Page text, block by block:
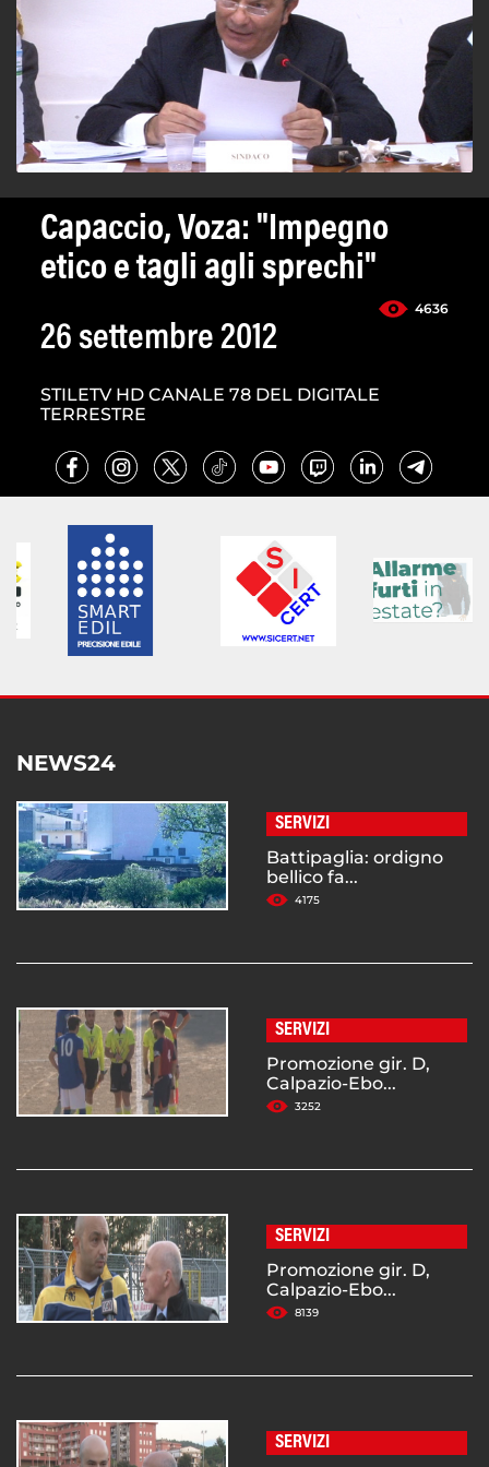
Capaccio, Voza: "Impegno
etico e tagli agli sprechi"
4636
26 settembre 2012
STILETV HD CANALE 78 DEL DIGITALE
TERRESTRE
NEWS24
SERVIZI
Battipaglia: ordigno
bellico fa...
4175
SERVIZI
Promozione gir. D,
Calpazio-Ebo...
3252
SERVIZI
Promozione gir. D,
Calpazio-Ebo...
8139
SERVIZI